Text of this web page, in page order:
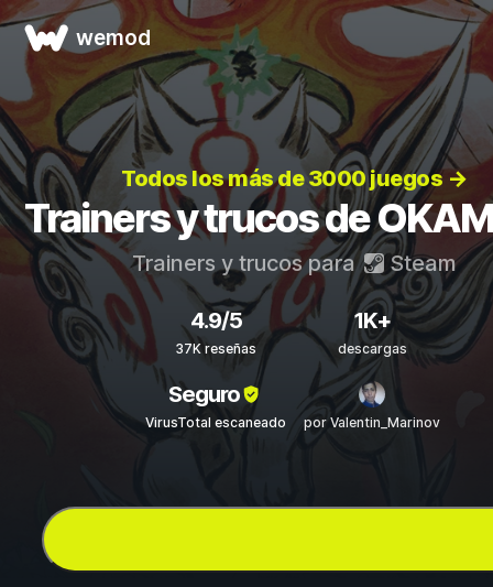
wemod
Todos los más de 3000 juegos →
Trainers y trucos de
Trainers y trucos para Steam
4.9/5
37K reseñas
1K+
descargas
Seguro
VirusTotal escaneado por Valentin_Marinov